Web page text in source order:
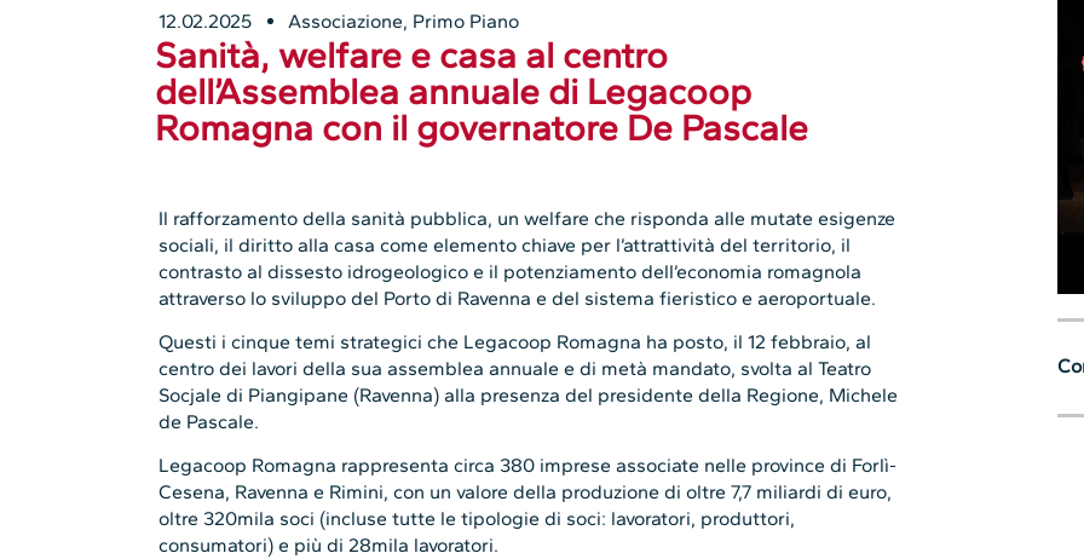
12.02.2025 Associazione, Primo Piano
Sanità, welfare e casa al centro
dell’Assemblea annuale di Legacoop
Romagna con il governatore De Pascale
Il rafforzamento della sanità pubblica, un welfare che risponda alle mutate esigenze
sociali, il diritto alla casa come elemento chiave per l’attrattività del territorio, il
contrasto al dissesto idrogeologico e il potenziamento dell’economia romagnola
attraverso lo sviluppo del Porto di Ravenna e del sistema fieristico e aeroportuale.
Questi i cinque temi strategici che Legacoop Romagna ha posto, il 12 febbraio, al
centro dei lavori della sua assemblea annuale e di metà mandato, svolta al Teatro
Socjale di Piangipane (Ravenna) alla presenza del presidente della Regione, Michele
de Pascale.
Legacoop Romagna rappresenta circa 380 imprese associate nelle province di Forlì-
Cesena, Ravenna e Rimini, con un valore della produzione di oltre 7,7 miliardi di euro,
oltre 320mila soci (incluse tutte le tipologie di soci: lavoratori, produttori,
consumatori) e più di 28mila lavoratori.